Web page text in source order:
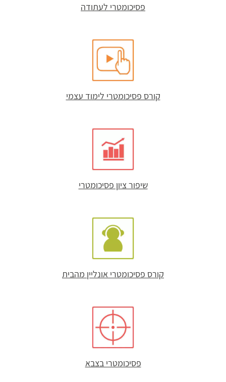
פסיכומטרי לעתודה
קורס פסיכומטרי לימוד עצמי
שיפור ציון פסיכומטרי
קורס פסיכומטרי אונליין מהבית
פסיכומטרי בצבא